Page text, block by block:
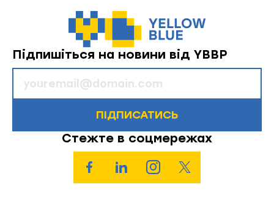
Підпишіться на новини від YBBP
ПІДПИСАТИСЬ
Стежте в соцмережах